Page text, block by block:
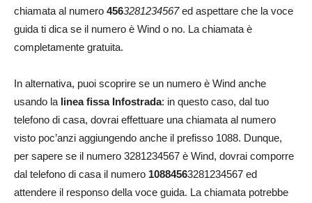
chiamata al numero 4563281234567ed aspettare che la voce
guida ti dica se il numero è Wind o no. La chiamata è
completamente gratuita.
In alternativa, puoi scoprire se un numero è Wind anche
usando la linea fissa Infostrada: in questo caso, dal tuo
telefono di casa, dovrai effettuare una chiamata al numero
visto poc’anzi aggiungendo anche il prefisso 1088. Dunque,
per sapere se il numero 3281234567 è Wind, dovrai comporre
dal telefono di casa il numero 10884563281234567 ed
attendere il responso della voce guida. La chiamata potrebbe